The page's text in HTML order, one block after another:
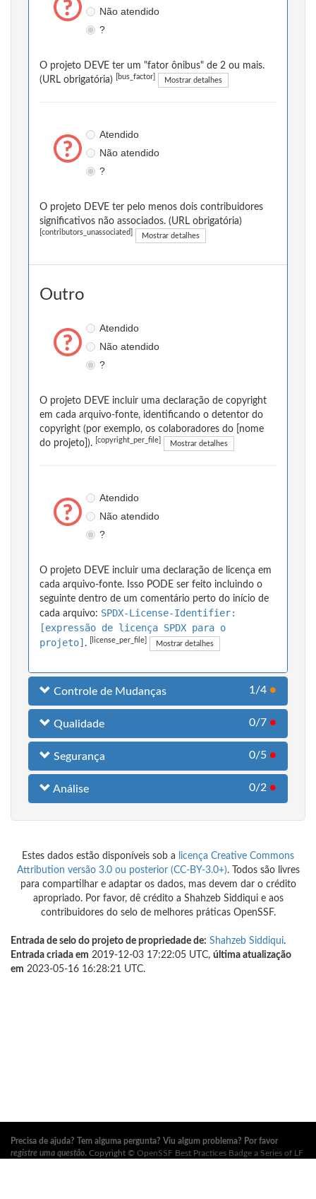
Não atendido
?
O projeto DEVE ter um "fator ônibus" de 2 ou mais.
(URL obrigatória)
[bus_factor] Mostrar detalhes
Atendido
Não atendido
?
O projeto DEVE ter pelo menos dois contribuidores
significativos não associados. (URL obrigatória)
[contributors_unassociated] Mostrar detalhes
Outro
Atendido
Não atendido
?
O projeto DEVE incluir uma declaração de copyright
em cada arquivo-fonte, identificando o detentor do
copyright (por exemplo, os colaboradores do [nome
do projeto]).
[copyright_per_file] Mostrar detalhes
Atendido
Não atendido
?
O projeto DEVE incluir uma declaração de licença em
cada arquivo-fonte. Isso PODE ser feito incluindo o
seguinte dentro de um comentário perto do início de
cada arquivo: SPDX-License-Identifier:
[expressão de licença SPDX para o
projeto] . [license_per_file] Mostrar detalhes
Controle de Mudanças 1/4 ●
Qualidade 0/7 ●
Segurança 0/5 ●
Análise 0/2 ●
Estes dados estão disponíveis sob a
licença Creative Commons
Attribution versão 3.0 ou posterior (CC-BY-3.0+). Todos são livres
para compartilhar e adaptar os dados, mas devem dar o crédito
apropriado. Por favor, dê crédito a Shahzeb Siddiqui e aos
contribuidores do selo de melhores práticas OpenSSF.
Entrada de selo do projeto de propriedade de: Shahzeb Siddiqui.
Entrada criada em 2019-12-03 17:22:05 UTC, última atualização
em 2023-05-16 16:28:21 UTC.
Precisa de ajuda? Tem alguma pergunta? Viu algum problema? Por favor
registre uma questão. Copyright © OpenSSF Best Practices Badge a Series of LF